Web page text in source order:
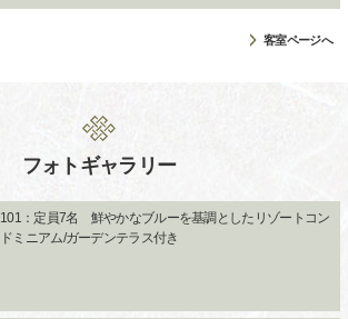
客室ページへ
フォトギャラリー
101：定員7名 鮮やかなブルーを基調としたリゾートコン
ドミニアム/ガーデンテラス付き